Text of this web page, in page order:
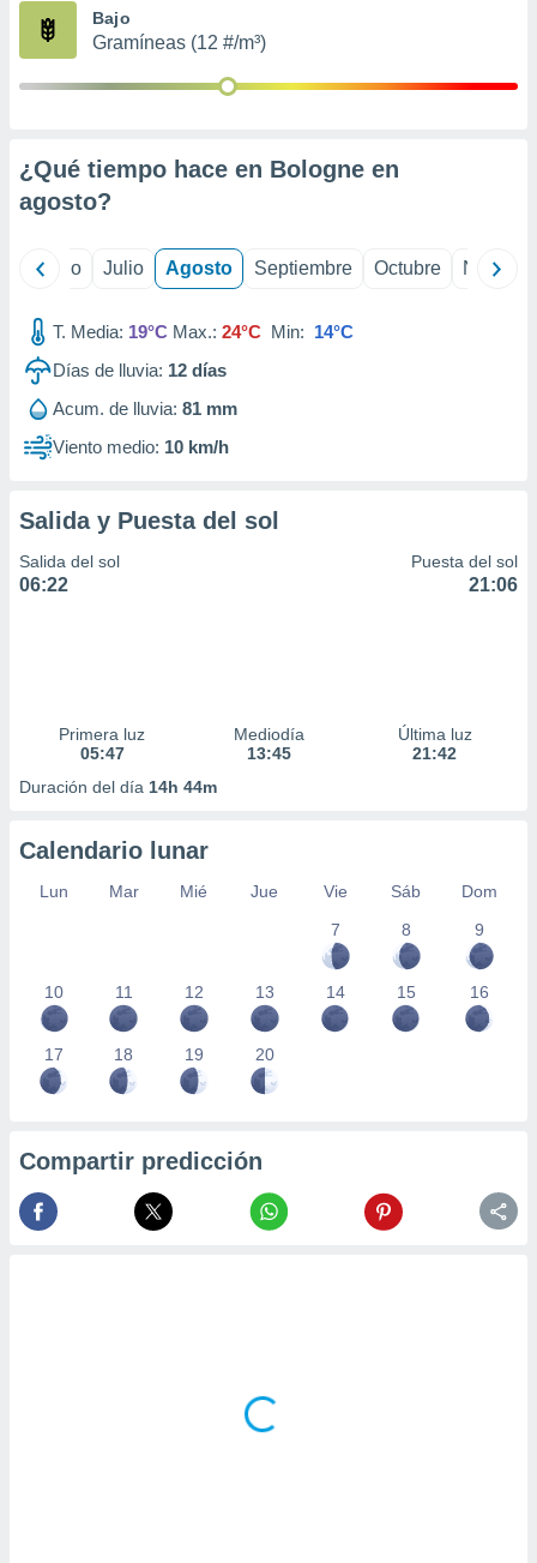
publicidad
1199
Bajo
Gramíneas (12 #/m³)
¿Qué tiempo hace en Bologne en
agosto?
Junio Julio Agosto Septiembre Octubre
T. Media: 19°C Max.: 24°C Min: 14°C
Días de lluvia: 12 días
Acum. de lluvia: 81 mm
Viento medio: 10 km/h
Salida y Puesta del sol
Salida del sol
06:22
Puesta del sol
21:06
Primera luz
05:47
Mediodía
13:45
Última luz
21:42
Duración del día 14h 44m
Calendario lunar
Lun Mar Mié Jue Vie Sáb
Dom
7
8 9
10 11 12 13 14 15 16
17 18 19 20
Compartir predicción